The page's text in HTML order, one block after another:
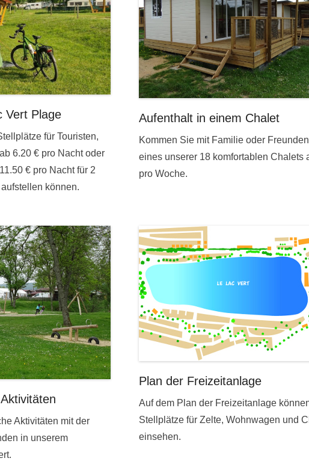
Vert Plage
für Touristen,
6.20 € pro Nacht oder
€ pro Nacht für 2
können.
Aufenthalt in einem Chalet
Kommen Sie mit Familie oder
eines unserer 18 komfortablen Chalets
pro Woche.
Aktivitäten mit der
in unserem
Plan der Freizeitanlage
Auf dem Plan der Freizeitanlage
Stellplätze für Zelte, Wohnwagen und
einsehen.